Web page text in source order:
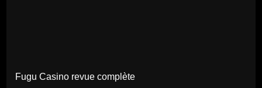
Fugu Casino revue complète